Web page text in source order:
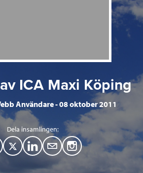
ICA Maxi Köping
Användare 08 oktober 2011
Dela insamlingen:
F
T
L
i
M
a